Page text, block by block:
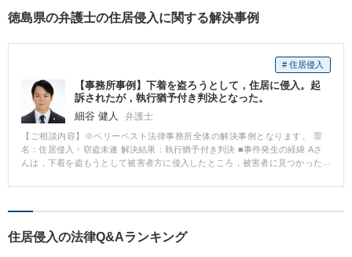
徳島県の弁護士の住居侵入に関する解決事例
# 住居侵入
【事務所事例】下着を盗ろうとして，住居に侵入。起
訴されたが，執行猶予付き判決となった。
細谷 健人
弁護士
【ご相談内容】※ベリーベスト法律事務所全体の解決事例となります。 罪
名：住居侵入・窃盗未遂 解決結果：執行猶予付き判決 ■事件発生の経緯 Aさ
んは，下着を盗もうとして被害者方に侵入したところ，被害者に見つかった
聴取を受けました。そして，Aさんは，起訴されました。 ■相談～解決の流れ
た。しかし，起訴後であり，謝罪の時期が遅くなったため，示談には応じて
くれませんでした。 裁判において，Aさんは，被害者と示談を試みたこと，
住居侵入の法律Q&Aランキング